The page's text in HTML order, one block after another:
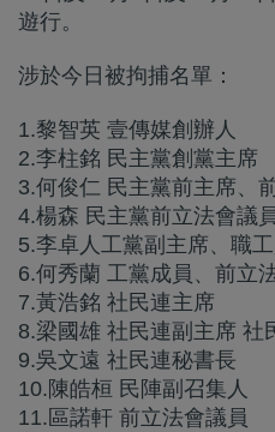
遊行。
涉於今日被拘捕名單：
1.黎智英 壹傳媒創辦人
2.李柱銘 民主黨創黨主席
3.何俊仁 民主黨前主席、
4.楊森 民主黨前立法會議
5.李卓人工黨副主席、職
6.何秀蘭 工黨成員、前立
7.黃浩銘 社民連主席
8.梁國雄 社民連副主席 社
9.吳文遠 社民連秘書長
10.陳皓桓 民陣副召集人
11.區諾軒 前立法會議員